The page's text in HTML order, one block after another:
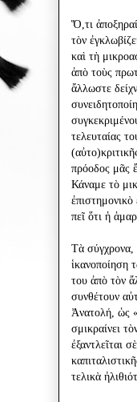
Ὅ,τι
τὸν
καὶ τὴ
ἀπὸ τοὺς
ἄλλωστε
τελευταίας
πρόοδος μᾶς
Κάναμε τὸ
πεῖ ὅτι ἡ
Τὰ σύγχρονα,
ἱκανοποίηση
του ἀπὸ τὸν
συνθέτουν
Ἀνατολή, ὡς
σμικραίνει
ἐξαντλεῖται
τελικὰ